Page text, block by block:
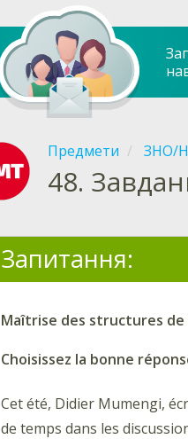
Предмети ЗНО/
48.
Запитання:
Maîtrise des structures de
Choisissez la bonne
Cet été, Didier Mumengi,
de temps dans les